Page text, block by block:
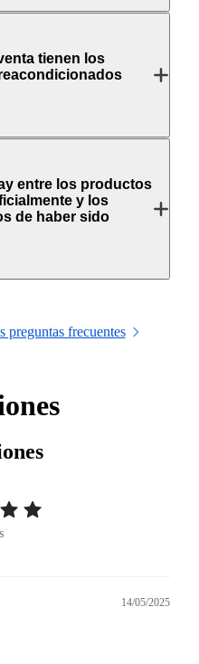
tienen los
entre los productos
y los
de haber sido
preguntas frecuentes
14/05/2025